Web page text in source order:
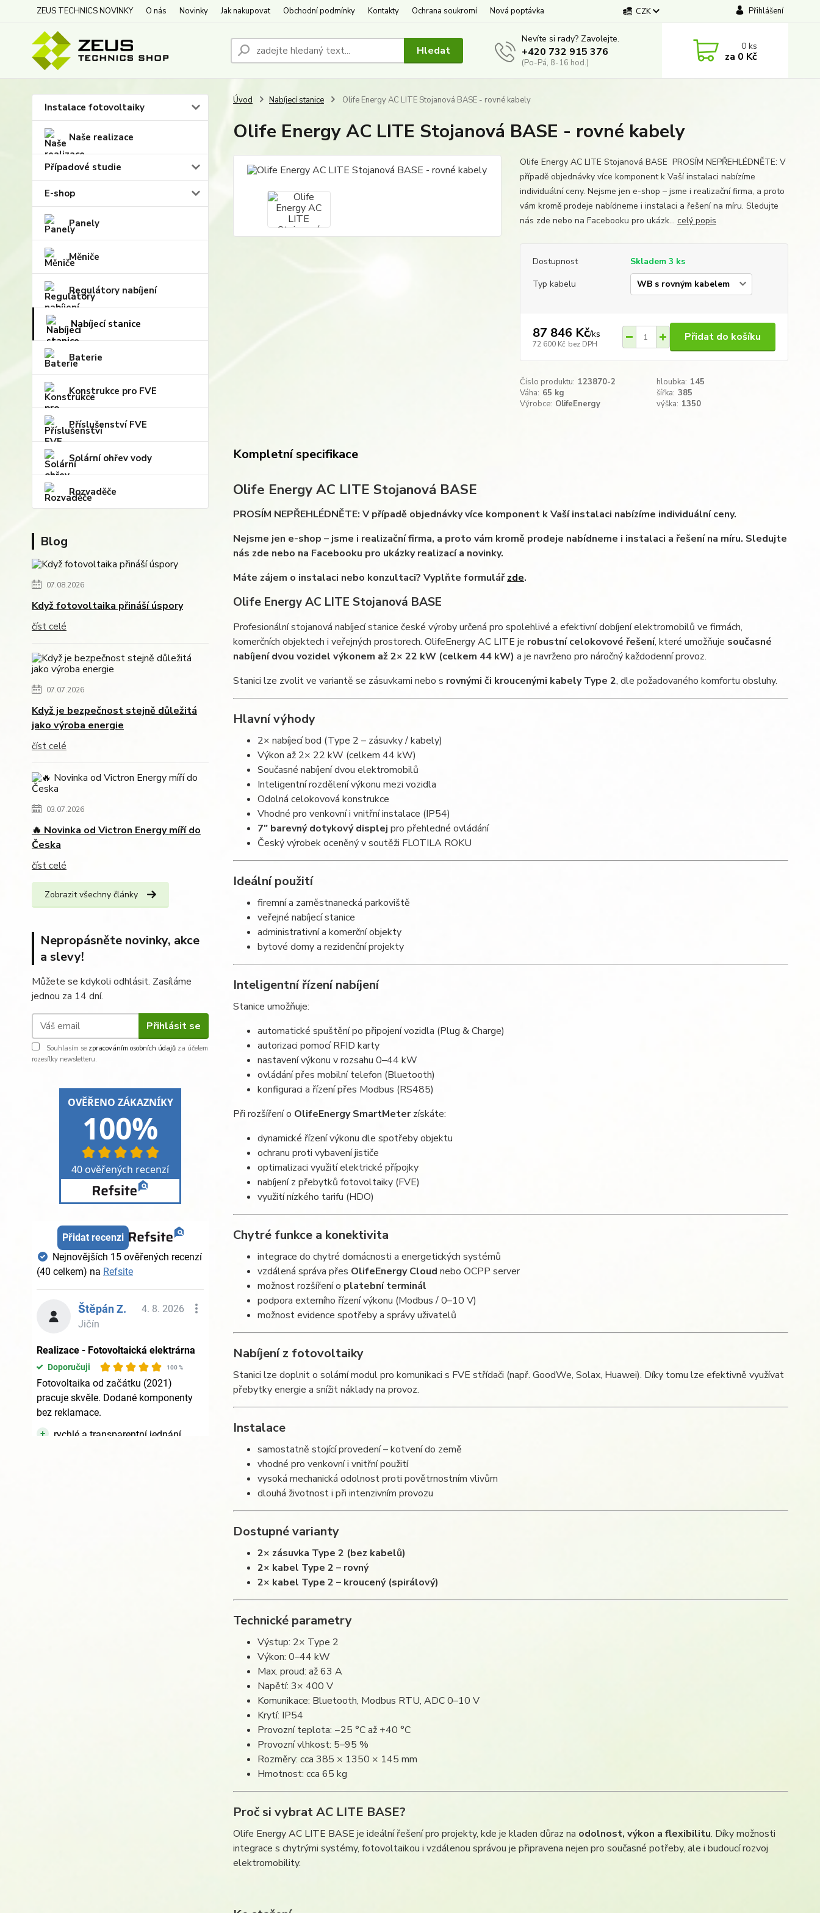
ZEUS TECHNICS NOVINKY O nás Novinky Jak nakupovat Obchodní podmínky Kontakty Ochrana soukromí Nová poptávka CZK Přihlášení
Hledat
Nevíte si rady? Zavolejte.
+420 732 915 376
(Po-Pá, 8-16 hod.)
0ks
za 0 Kč
Instalace fotovoltaiky
Naše realizace
Případové studie
E-shop
Panely
Měniče
Regulátory nabíjení
Nabíjecí stanice
Baterie
Konstrukce pro FVE
Příslušenství FVE
Solární ohřev vody
Rozvaděče
Blog
07.08.2026
Když fotovoltaika přináší úspory
číst celé
07.07.2026
Když je bezpečnost stejně důležitá
jako výroba energie
číst celé
03.07.2026
🔥 Novinka od Victron Energy míří do
Česka
číst celé
Zobrazit všechny články
Nepropásněte novinky, akce
a slevy!
Můžete se kdykoli odhlásit. Zasíláme
jednou za 14 dní.
Přihlásit se
Souhlasím se zpracováním osobních údajů za účelem
rozesílky newsletteru.
Úvod Nabíjecí stanice Olife Energy AC LITE Stojanová BASE - rovné kabely
Olife Energy AC LITE Stojanová BASE - rovné kabely
Olife Energy AC LITE Stojanová BASE PROSÍM NEPŘEHLÉDNĚTE: V
případě objednávky více komponent k Vaší instalaci nabízíme
individuální ceny. Nejsme jen e-shop – jsme i realizační firma, a proto
vám kromě prodeje nabídneme i instalaci a řešení na míru. Sledujte
nás zde nebo na Facebooku pro ukázk... celý popis
Dostupnost
Skladem 3 ks
Typ kabelu
87 846 Kč/ks
72 600 Kč bez DPH
Přidat do košíku
Číslo produktu: 123870-2 hloubka: 145
Váha: 65 kg šířka: 385
Výrobce: OlifeEnergy výška: 1350
Kompletní specifikace
Olife Energy AC LITE Stojanová BASE
PROSÍM NEPŘEHLÉDNĚTE: V případě objednávky více komponent k Vaší instalaci nabízíme individuální ceny.
Nejsme jen e-shop – jsme i realizační firma, a proto vám kromě prodeje nabídneme i instalaci a řešení na míru. Sledujte
nás zde nebo na Facebooku pro ukázky realizací a novinky.
Máte zájem o instalaci nebo konzultaci? Vyplňte formulář zde.
Olife Energy AC LITE Stojanová BASE
Profesionální stojanová nabíjecí stanice české výroby určená pro spolehlivé a efektivní dobíjení elektromobilů ve firmách,
komerčních objektech i veřejných prostorech. OlifeEnergy AC LITE je robustní celokovové řešení, které umožňuje současné
nabíjení dvou vozidel výkonem až 2× 22 kW (celkem 44 kW) a je navrženo pro náročný každodenní provoz.
Stanici lze zvolit ve variantě se zásuvkami nebo s rovnými či kroucenými kabely Type 2, dle požadovaného komfortu obsluhy.
Hlavní výhody
2× nabíjecí bod (Type 2 – zásuvky / kabely)
Výkon až 2× 22 kW (celkem 44 kW)
Současné nabíjení dvou elektromobilů
Inteligentní rozdělení výkonu mezi vozidla
Odolná celokovová konstrukce
Vhodné pro venkovní i vnitřní instalace (IP54)
7" barevný dotykový displej pro přehledné ovládání
Český výrobek oceněný v soutěži FLOTILA ROKU
Ideální použití
firemní a zaměstnanecká parkoviště
veřejné nabíjecí stanice
administrativní a komerční objekty
bytové domy a rezidenční projekty
Inteligentní řízení nabíjení
Stanice umožňuje:
automatické spuštění po připojení vozidla (Plug & Charge)
autorizaci pomocí RFID karty
nastavení výkonu v rozsahu 0–44 kW
ovládání přes mobilní telefon (Bluetooth)
konfiguraci a řízení přes Modbus (RS485)
Při rozšíření o OlifeEnergy SmartMeterzískáte:
dynamické řízení výkonu dle spotřeby objektu
ochranu proti vybavení jističe
optimalizaci využití elektrické přípojky
nabíjení z přebytků fotovoltaiky (FVE)
využití nízkého tarifu (HDO)
Chytré funkce a konektivita
integrace do chytré domácnosti a energetických systémů
vzdálená správa přes OlifeEnergy Cloud nebo OCPP server
možnost rozšíření o platební terminál
podpora externího řízení výkonu (Modbus / 0–10 V)
možnost evidence spotřeby a správy uživatelů
Nabíjení z fotovoltaiky
Stanici lze doplnit o solární modul pro komunikaci s FVE střídači (např. GoodWe, Solax, Huawei). Díky tomu lze efektivně využívat
přebytky energie a snížit náklady na provoz.
Instalace
samostatně stojící provedení – kotvení do země
vhodné pro venkovní i vnitřní použití
vysoká mechanická odolnost proti povětrnostním vlivům
dlouhá životnost i při intenzivním provozu
Dostupné varianty
2× zásuvka Type 2 (bez kabelů)
2× kabel Type 2 – rovný
2× kabel Type 2 – kroucený (spirálový)
Technické parametry
Výstup: 2× Type 2
Výkon: 0–44 kW
Max. proud: až 63 A
Napětí: 3× 400 V
Komunikace: Bluetooth, Modbus RTU, ADC 0–10 V
Krytí: IP54
Provozní teplota: −25 °C až +40 °C
Provozní vlhkost: 5–95 %
Rozměry: cca 385 × 1350 × 145 mm
Hmotnost: cca 65 kg
Proč si vybrat AC LITE BASE?
Olife Energy AC LITE BASE je ideální řešení pro projekty, kde je kladen důraz na odolnost, výkon a flexibilitu. Díky možnosti
integrace s chytrými systémy, fotovoltaikou i vzdálenou správou je připravena nejen pro současné potřeby, ale i budoucí rozvoj
elektromobility.